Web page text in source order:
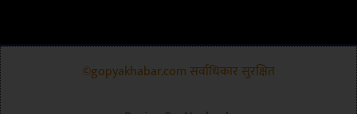
©gopyakhabar.com सर्वाधिकार सुरक्षित